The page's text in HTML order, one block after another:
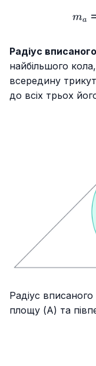
ma =
Радіус
найбільшого
всередину
до всіх трьох
Радіус
площу (A) та